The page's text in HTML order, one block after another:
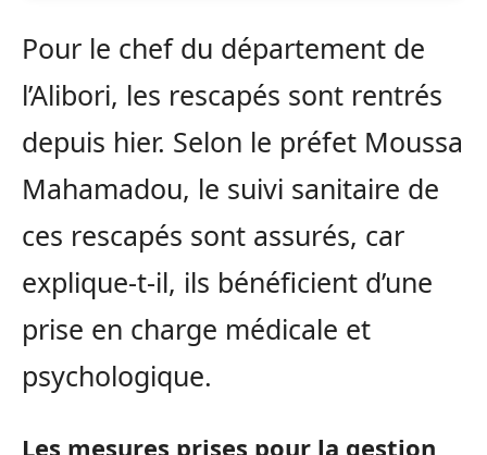
Pour le chef du département de
l’Alibori, les rescapés sont rentrés
depuis hier. Selon le préfet Moussa
Mahamadou, le suivi sanitaire de
ces rescapés sont assurés, car
explique-t-il, ils bénéficient d’une
prise en charge médicale et
psychologique.
Les mesures prises pour la gestion